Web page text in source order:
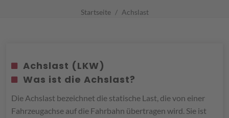
Startseite Achslast
Achslast (LKW)
Was ist die Achslast?
Die Achslast bezeichnet die statische Last, die von einer
Fahrzeugachse auf die Fahrbahn übertragen wird. Sie ist